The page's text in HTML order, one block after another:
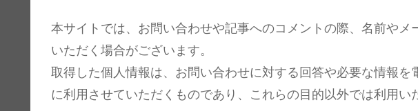
本サイトでは、お問い合わせや記事へのコメントの際、名前やメ
いただく場合がございます。
取得した個人情報は、お問い合わせに対する回答や必要な情報を
に利用させていただくものであり、これらの目的以外では利用い